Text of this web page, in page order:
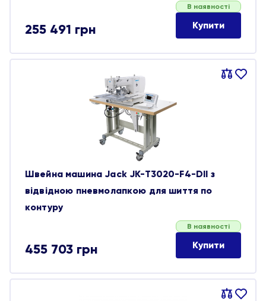
255 491 грн
В наявності
Купити
Порівняти
В
Швейна машина Jack JK-T3020-F4-DII з
відвідною пневмолапкою для шиття по
контуру
455 703 грн
В наявності
Купити
Порівняти
В